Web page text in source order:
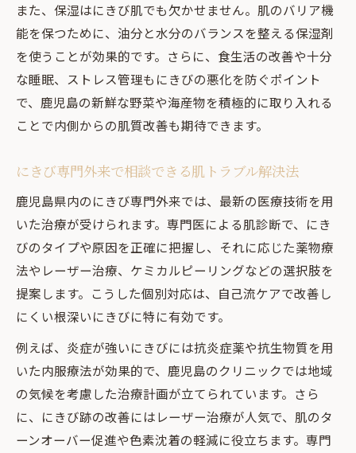
また、保湿はにきび肌でも欠かせません。肌のバリア機
能を保つために、油分と水分のバランスを整える保湿剤
を使うことが効果的です。さらに、食生活の改善や十分
な睡眠、ストレス管理もにきびの悪化を防ぐポイント
で、鹿児島の新鮮な野菜や海産物を積極的に取り入れる
ことで内側からの肌質改善も期待できます。
にきび専門外来で相談できる肌トラブル解決法
鹿児島県内のにきび専門外来では、最新の医療技術を用
いた治療が受けられます。専門医による肌診断で、にき
びのタイプや原因を正確に把握し、それに応じた薬物療
法やレーザー治療、ケミカルピーリングなどの選択肢を
提案します。こうした個別対応は、自己流ケアで改善し
にくい根深いにきびに特に有効です。
例えば、炎症が強いにきびには抗炎症薬や抗生物質を用
いた内服療法が効果的で、鹿児島のクリニックでは地域
の気候を考慮した治療計画が立てられています。さら
に、にきび跡の改善にはレーザー治療が人気で、肌のタ
ーンオーバー促進や色素沈着の軽減に役立ちます。専門